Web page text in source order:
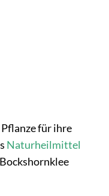
für ihre
Naturheilmittel